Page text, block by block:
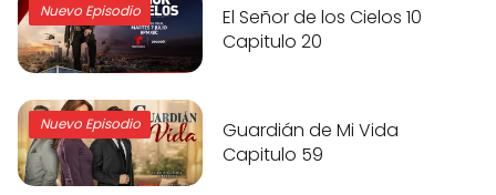
Nuevo Episodio
El Señor de los Cielos 10
Capitulo 20
Nuevo Episodio
Guardián de Mi Vida
Capitulo 59